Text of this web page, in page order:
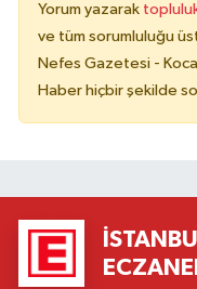
Yorum yazarak topluluk
ve tüm sorumluluğu
Nefes Gazetesi -
Haber hiçbir şekilde